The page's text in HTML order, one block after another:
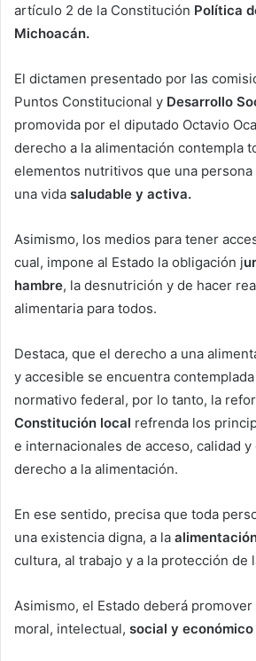
artículo 2 de la Constitución Política
Michoacán.
El dictamen presentado por las
Puntos Constitucional y Desarrollo
promovida por el diputado Octavio
derecho a la alimentación contempla
elementos nutritivos que una
una vida saludable y activa.
Asimismo, los medios para tener
cual, impone al Estado la obligación j
hambre, la desnutrición y de hacer
alimentaria para todos.
Destaca, que el derecho a una
y accesible se encuentra
normativo federal, por lo tanto, la
Constitución local refrenda los
e internacionales de acceso, calidad
derecho a la alimentación.
En ese sentido, precisa que toda
una existencia digna, a la
cultura, al trabajo y a la protección de
Asimismo, el Estado deberá
moral, intelectual, social y